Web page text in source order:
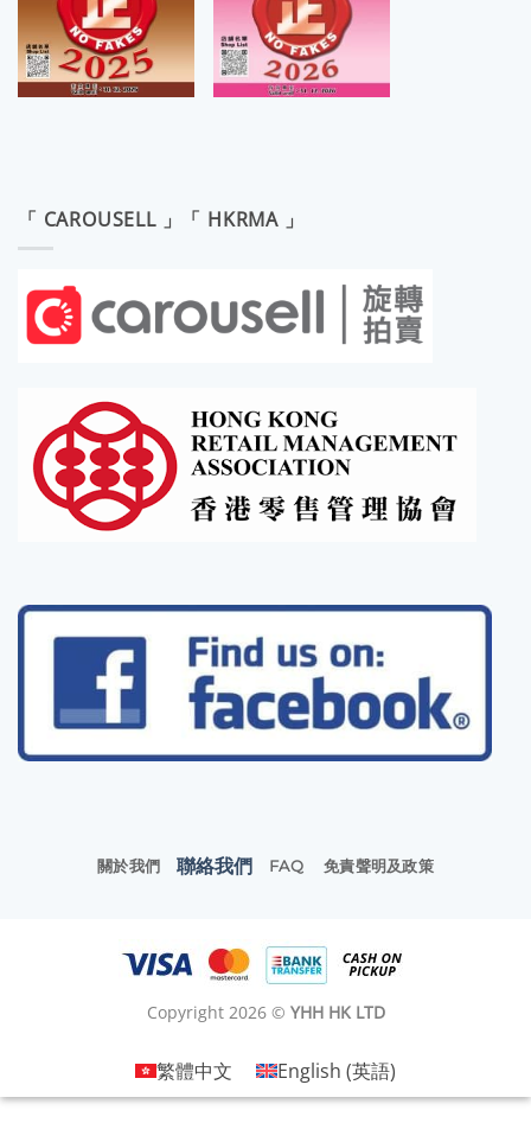
「 CAROUSELL 」「 HKRMA 」
關於我們 聯絡我們 FAQ 免責聲明及政策
Copyright 2026 © YHH HK LTD
繁體中文 English (英語)